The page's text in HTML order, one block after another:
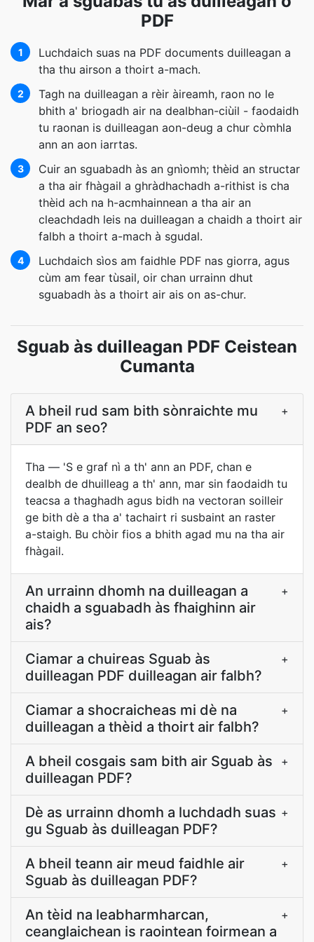
PDF
1
Luchdaich suas na PDF documents duilleagan a
tha thu airson a thoirt a-mach.
2
Tagh na duilleagan a rèir àireamh, raon no le
bhith a' briogadh air na dealbhan-ciùil - faodaidh
tu raonan is duilleagan aon-deug a chur còmhla
ann an aon iarrtas.
3
Cuir an sguabadh às an gnìomh; thèid an structar
a tha air fhàgail a ghràdhachadh a-rithist is cha
thèid ach na h-acmhainnean a tha air an
cleachdadh leis na duilleagan a chaidh a thoirt air
falbh a thoirt a-mach à sgudal.
4
Luchdaich sìos am faidhle PDF nas giorra, agus
cùm am fear tùsail, oir chan urrainn dhut
sguabadh às a thoirt air ais on as-chur.
Sguab às duilleagan PDF Ceistean
Cumanta
A bheil rud sam bith sònraichte mu
PDF an seo?
+
Tha — 'S e graf nì a th' ann an PDF, chan e
dealbh de dhuilleag a th' ann, mar sin faodaidh tu
teacsa a thaghadh agus bidh na vectoran soilleir
ge bith dè a tha a' tachairt ri susbaint an raster
a-staigh. Bu chòir fios a bhith agad mu na tha air
fhàgail.
An urrainn dhomh na duilleagan a
chaidh a sguabadh às fhaighinn air
ais?
+
Ciamar a chuireas Sguab às
duilleagan PDF duilleagan air falbh?
+
Ciamar a shocraicheas mi dè na
duilleagan a thèid a thoirt air falbh?
+
A bheil cosgais sam bith air Sguab às
duilleagan PDF?
+
Dè as urrainn dhomh a luchdadh suas
gu Sguab às duilleagan PDF?
+
A bheil teann air meud faidhle air
Sguab às duilleagan PDF?
+
An tèid na leabharmharcan,
ceanglaichean is raointean foirmean a
+